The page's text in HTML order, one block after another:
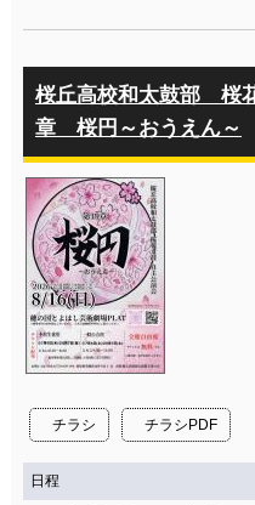
桜丘高校和太鼓部 桜
章 桜円～おうえん～
チラシ チラシPDF
日程